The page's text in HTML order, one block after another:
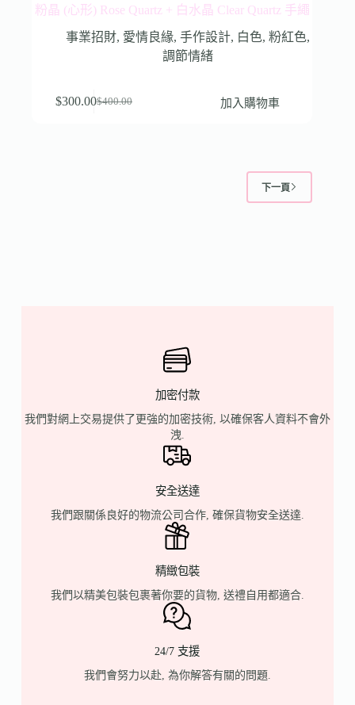
粉晶 (心形) Rose Quartz + 白水晶 Clear Quartz 手繩
事業招財, 愛情良緣,手作設計, 白色,粉紅色,
調節情緒
$400.00
$300.00 加入購物車
下一頁
加密付款
我們對網上交易提供了更強的加密技術, 以確保客人資料不會外
洩.
安全送達
我們跟關係良好的物流公司合作, 確保貨物安全送達.
精緻包裝
我們以精美包裝包裹著你要的貨物, 送禮自用都適合.
24/7 支援
我們會努力以赴, 為你解答有關的問題.